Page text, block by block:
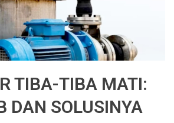
TIBA-TIBA MATI:
DAN SOLUSINYA